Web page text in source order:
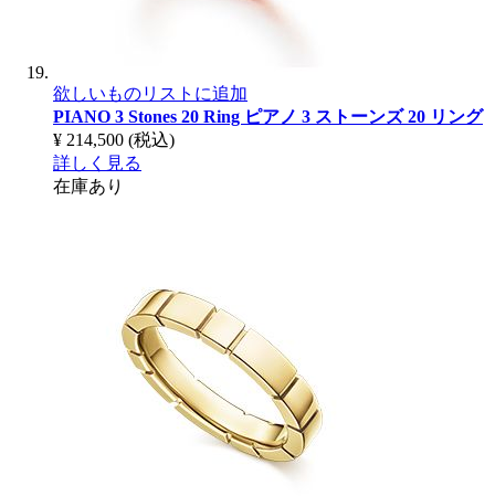
欲しいものリストに追加
PIANO 3 Stones 20 Ring ピアノ 3 ストーンズ 20 リング
¥ 214,500 (税込)
詳しく見る
在庫あり